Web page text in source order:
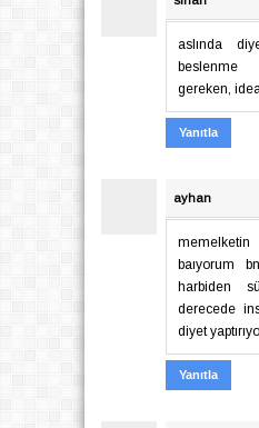
aslında
gereken,
Yanıtla
ayhan
baıyorum
harbiden
derecede
diyet
Yanıtla